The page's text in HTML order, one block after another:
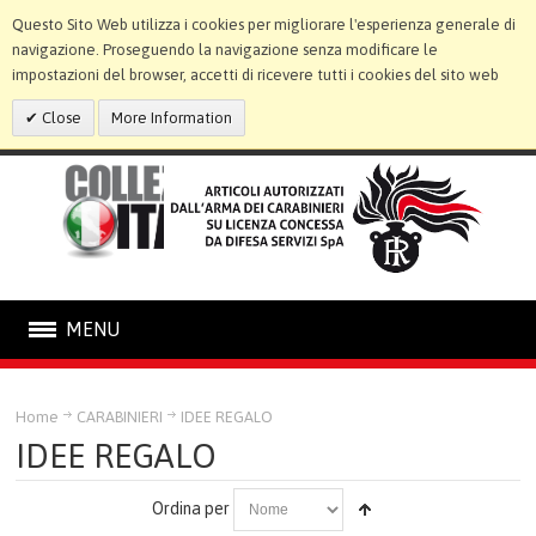
Questo Sito Web utilizza i cookies per migliorare l'esperienza generale di
navigazione. Proseguendo la navigazione senza modificare le
impostazioni del browser, accetti di ricevere tutti i cookies del sito web
Close More Information
MENU
STATUE E CORNICI
Home CARABINIERI IDEE REGALO
IDEE REGALO
Ordina per